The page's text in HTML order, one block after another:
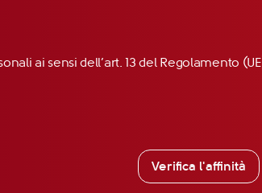
ai sensi dell’art. 13 del Regolamento
Verifica l'affinità